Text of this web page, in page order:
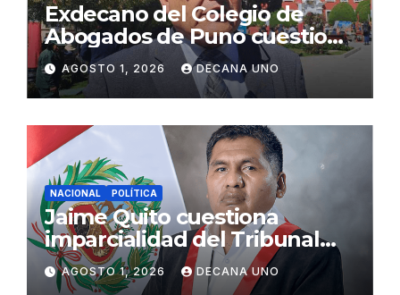
Exdecano del Colegio de
Abogados de Puno cuestiona
propuestas sobre seguridad
ciudadana
AGOSTO 1, 2026 DECANA UNO
NACIONAL POLÍTICA
Jaime Quito cuestiona
imparcialidad del Tribunal
Constitucional tras liberación
de Ollanta Humala
AGOSTO 1, 2026 DECANA UNO